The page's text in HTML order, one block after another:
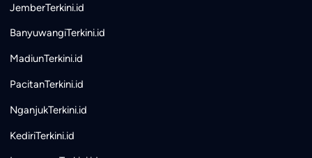
JemberTerkini.id
BanyuwangiTerkini.id
MadiunTerkini.id
PacitanTerkini.id
NganjukTerkini.id
KediriTerkini.id